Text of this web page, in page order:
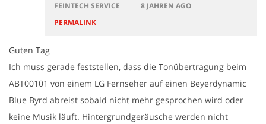
FEINTECH SERVICE
8 JAHREN AGO
PERMALINK
Guten Tag
Ich muss gerade feststellen, dass die Tonübertragung beim
ABT00101 von einem LG Fernseher auf einen Beyerdynamic
Blue Byrd abreist sobald nicht mehr gesprochen wird oder
keine Musik läuft. Hintergrundgeräusche werden nicht